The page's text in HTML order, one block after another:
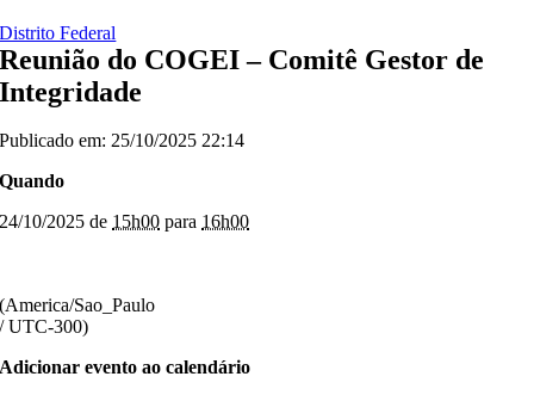
Distrito Federal
Reunião do COGEI – Comitê Gestor de
Integridade
Publicado em: 25/10/2025 22:14
Quando
24/10/2025 de 15h00 para 16h00
(America/Sao_Paulo
/ UTC-300)
Adicionar evento ao calendário